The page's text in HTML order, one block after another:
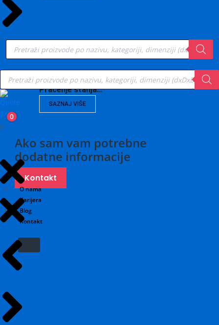
Vibrodijagnostika,
Praćenje stanja…
SAZNAJ VIŠE
Ako sam vam potrebne
dodatne informacije
Kontakt
O nama
Karijera
Blog
Kontakt
Products
search
Products
search
0
X